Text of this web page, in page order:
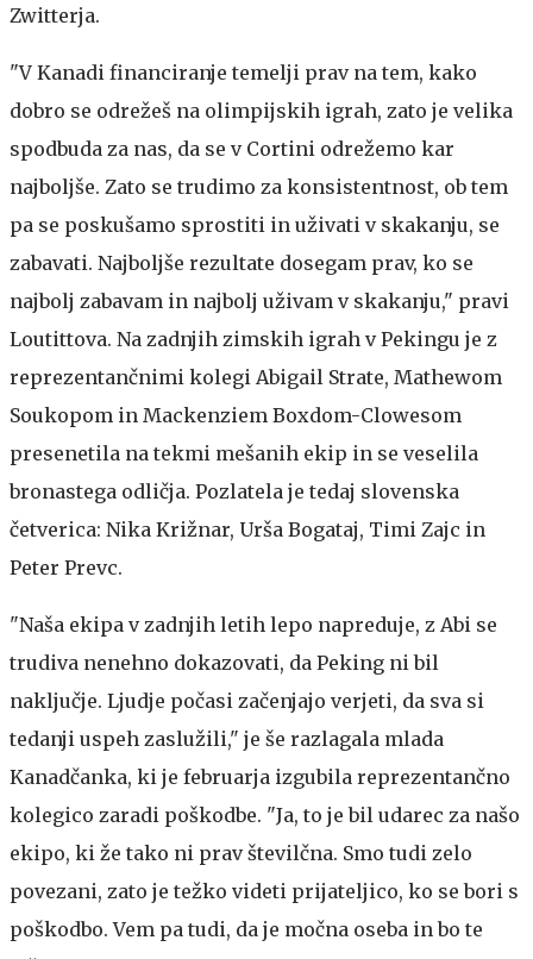
Zwitterja.
"V Kanadi financiranje temelji prav na tem, kako
dobro se odrežeš na olimpijskih igrah, zato je velika
spodbuda za nas, da se v Cortini odrežemo kar
najboljše. Zato se trudimo za konsistentnost, ob tem
pa se poskušamo sprostiti in uživati v skakanju, se
zabavati. Najboljše rezultate dosegam prav, ko se
najbolj zabavam in najbolj uživam v skakanju," pravi
Loutittova. Na zadnjih zimskih igrah v Pekingu je z
reprezentančnimi kolegi Abigail Strate, Mathewom
Soukopom in Mackenziem Boxdom-Clowesom
presenetila na tekmi mešanih ekip in se veselila
bronastega odličja. Pozlatela je tedaj slovenska
četverica: Nika Križnar, Urša Bogataj, Timi Zajc in
Peter Prevc.
"Naša ekipa v zadnjih letih lepo napreduje, z Abi se
trudiva nenehno dokazovati, da Peking ni bil
naključje. Ljudje počasi začenjajo verjeti, da sva si
tedanji uspeh zaslužili," je še razlagala mlada
Kanadčanka, ki je februarja izgubila reprezentančno
kolegico zaradi poškodbe. "Ja, to je bil udarec za našo
ekipo, ki že tako ni prav številčna. Smo tudi zelo
povezani, zato je težko videti prijateljico, ko se bori s
poškodbo. Vem pa tudi, da je močna oseba in bo te